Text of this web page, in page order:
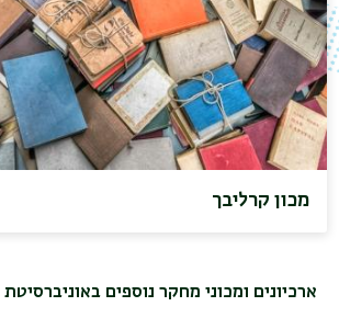
מכון קרליבך
ארכיונים ומכוני מחקר נוספים